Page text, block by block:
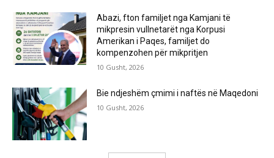
Abazi, fton familjet nga Kamjani të
mikpresin vullnetarët nga Korpusi
Amerikan i Paqes, familjet do
kompenzohen për mikpritjen
10 Gusht, 2026
Bie ndjeshëm çmimi i naftës në Maqedoni
10 Gusht, 2026